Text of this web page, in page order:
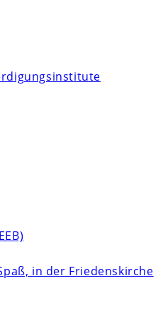
in der Friedenskirche